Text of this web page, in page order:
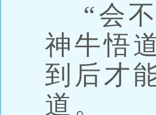
“会不
神牛悟
到后才
道。